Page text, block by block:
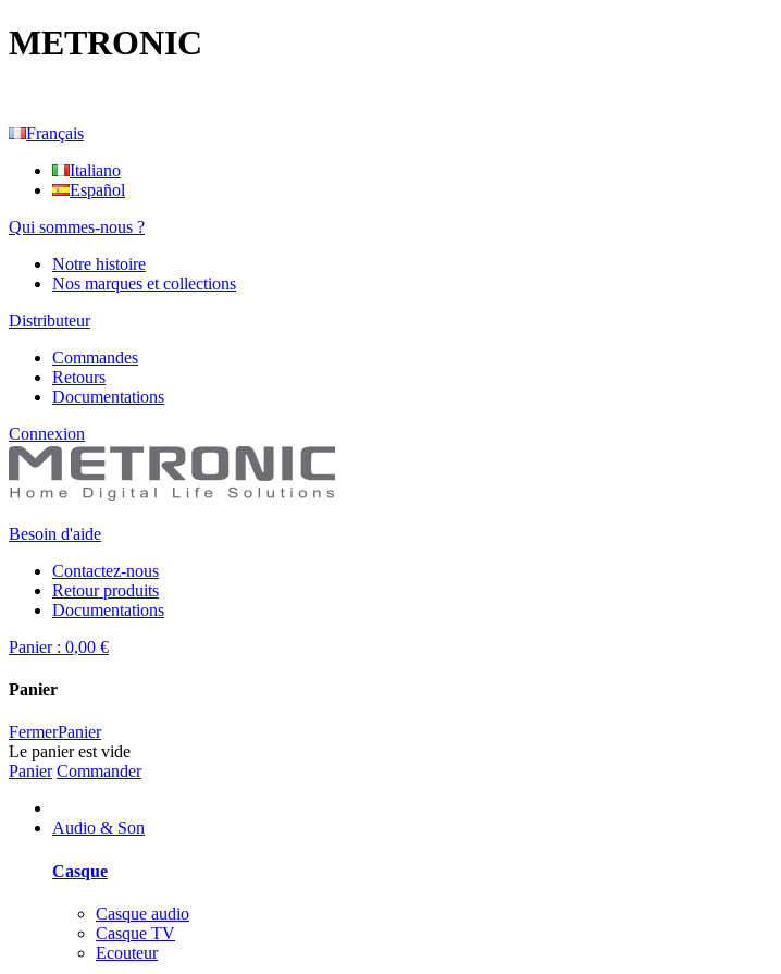
METRONIC
Français
Italiano
Español
Qui sommes-nous ?
Notre histoire
Nos marques et collections
Distributeur
Commandes
Retours
Documentations
Connexion
Besoin d'aide
Contactez-nous
Retour produits
Documentations
Panier : 0,00 €
Panier
FermerPanier
Le panier est vide
Panier Commander
Audio & Son
Casque
Casque audio
Casque TV
Ecouteur